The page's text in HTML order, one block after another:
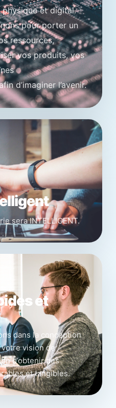
et digital.
pour porter un
ressources,
vos produits, vos
d’imaginer l’avenir.
sera INTELLIGENT.
et
dans la conception
vision de
d’obtenir des
et tangibles.